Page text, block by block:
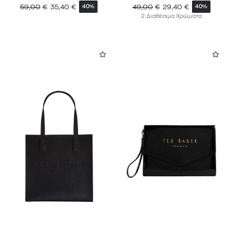
59,00 € 35,40 € 40% 49,00 € 29,40 € 40%
2 Διαθέσιμα Χρώματα